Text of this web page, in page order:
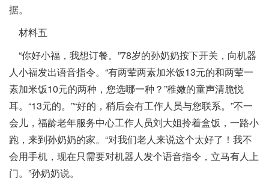
据。
材料五
“你好小福，我想订餐。”78岁的孙奶奶按下开关，向机器
人小福发出语音指令。“有两荤两素加米饭13元的和两荤一
素加米饭10元的两种，您选哪一种？”稚嫩的童声清脆悦
耳。“13元的。”“好的，稍后会有工作人员与您联系。”不一
会儿，福龄老年服务中心工作人员刘大姐拎着盒饭，一路小
跑，来到孙奶奶的家。“对我们老人来说这个太好了！我不
会用手机，现在只需要对机器人发个语音指令，立马有人上
门。”孙奶奶说。